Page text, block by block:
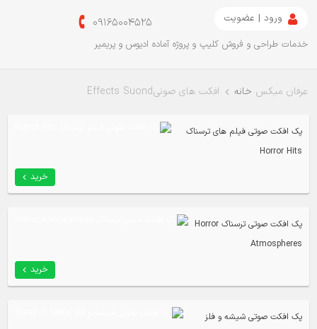
ورود | عضویت 09165004525
خدمات طراحی و فروش کلیپ و پروژه آماده ادیوس و پریمیر
عرفان میکس خانه افکت های صوتی Effects Suond
پک افکت صوتی فیلم های ترسناک
Horror Hits
خرید
پک افکت صوتی ترسناک Horror
Atmospheres
خرید
پک افکت صوتی شیشه و فلز